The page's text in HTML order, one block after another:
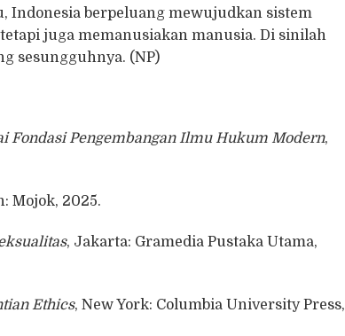
Indonesia berpeluang mewujudkan sistem
juga memanusiakan manusia. Di sinilah
sesungguhnya. (NP)
Fondasi Pengembangan Ilmu Hukum Modern,
Mojok, 2025.
, Jakarta: Gramedia Pustaka Utama,
Ethics, New York: Columbia University Press,